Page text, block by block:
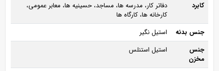
کابرد
دفاتر کار، مدرسه ها، مساجد، حسینیه ها، معابر عمومی،
کارخانه ها، کارگاه ها
جنس بدنه
استیل نگیر
جنس
مخزن
استیل استنلس